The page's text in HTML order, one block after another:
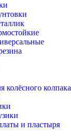
колёсного колпака
и пластыря